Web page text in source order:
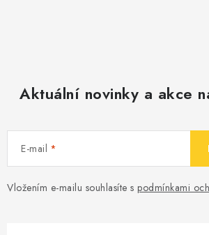
Aktuální novinky a akce
E-mail
Vložením e-mailu souhlasíte s podmínkami